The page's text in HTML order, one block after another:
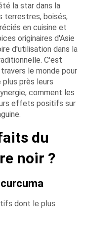
la star dans la
terrestres, boisés,
en cuisine et
originaires d'Asie
d'utilisation dans la
C'est
le monde pour
plus près leurs
comment les
effets positifs sur
du
noir ?
dont le plus